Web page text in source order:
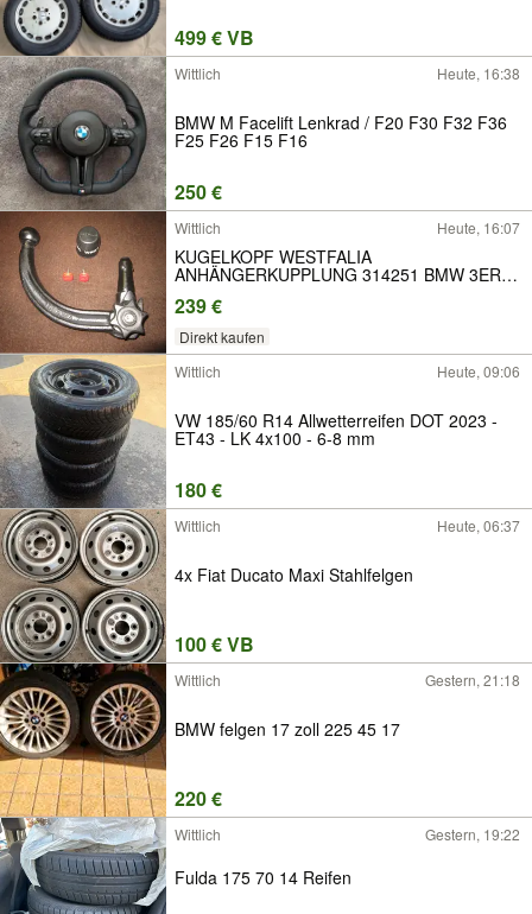
499 € VB
Wittlich Heute, 16:38
BMW M Facelift Lenkrad / F20 F30 F32 F36
F25 F26 F15 F16
250 €
Wittlich Heute, 16:07
KUGELKOPF WESTFALIA
ANHÄNGERKUPPLUNG 314251 BMW 3ER
239 €
Direkt kaufen
Wittlich
Heute, 09:06
VW 185/60 R14 Allwetterreifen DOT 2023 -
ET43 - LK 4x100 - 6-8 mm
180 €
Wittlich Heute, 06:37
4x Fiat Ducato Maxi Stahlfelgen
100 € VB
Wittlich Gestern, 21:18
BMW felgen 17 zoll 225 45 17
220 €
Wittlich Gestern, 19:22
Fulda 175 70 14 Reifen